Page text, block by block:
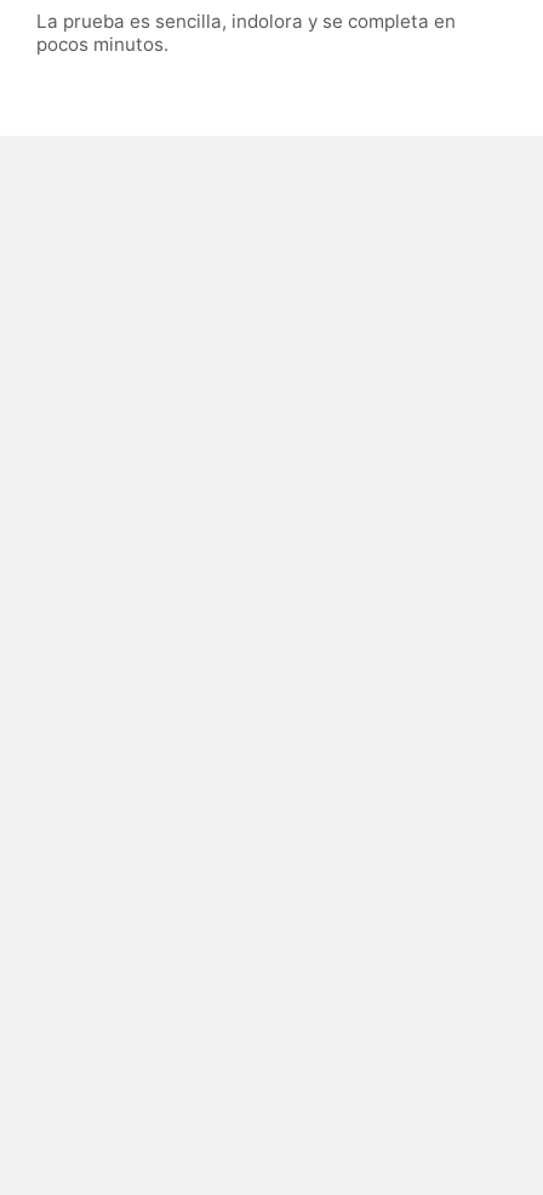
La prueba es sencilla, indolora y se completa en
pocos minutos.